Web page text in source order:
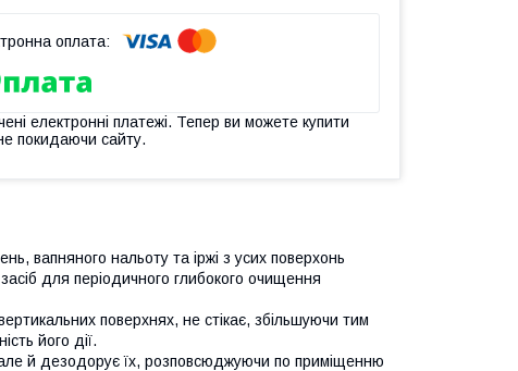
електронні платежі. Тепер ви можете купити
покидаючи сайту.
вапняного нальоту та іржі з усих поверхонь
для періодичного глибокого очищення
поверхнях, не стікає, збільшуючи тим
його дії.
й дезодорує їх, розповсюджуючи по приміщенню